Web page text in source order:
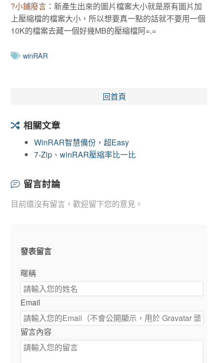
?小鋪廢言 ：新產生出來的圖片檔案大小就是原有圖片加
上壓縮檔的檔案大小，所以想要真一點的話就不要用一個
10K的檔案去藏一個好幾MB的壓縮檔阿=.=
winRAR
回首頁
相關文章
WinRAR智慧備份，超Easy
7-Zip、winRAR壓縮率比一比
留言討論
目前還沒有留言，歡迎留下您的意見。
發表留言
暱稱
Email
留言內容